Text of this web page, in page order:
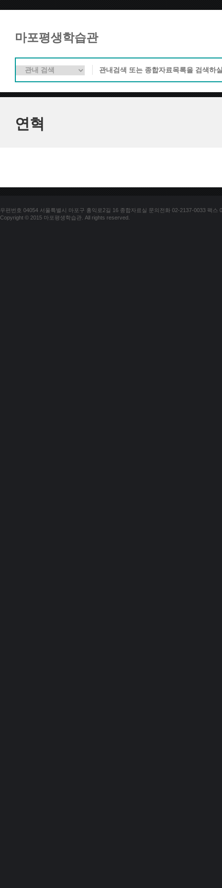
마포평생학습관
연혁
우편번호 04054 서울특별시 마포구 홍익로2길 16 종합자료실 문의전화 02-2137-0033 팩스
Copyright © 2015 마포평생학습관. All rights reserved.